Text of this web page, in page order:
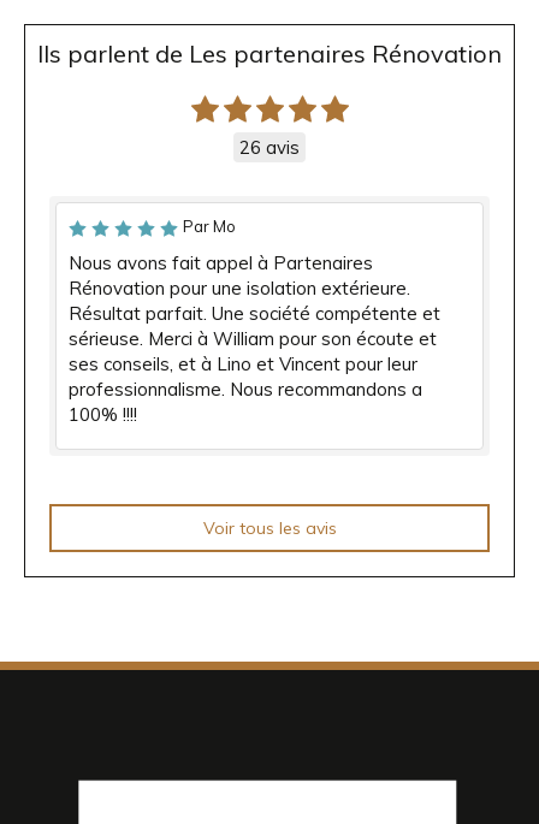
Ils parlent de Les partenaires Rénovation
26 avis
Par Mo
Nous avons fait appel à Partenaires
Rénovation pour une isolation extérieure.
Résultat parfait. Une société compétente et
sérieuse. Merci à William pour son écoute et
ses conseils, et à Lino et Vincent pour leur
professionnalisme. Nous recommandons a
100% !!!!
Voir tous les avis